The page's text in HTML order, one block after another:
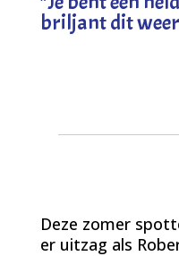
briljant dit
Deze zomer
er uitzag als